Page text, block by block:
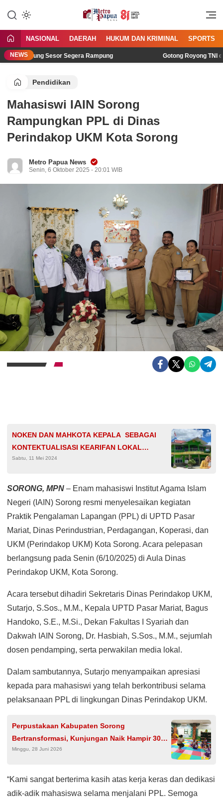
MetroPapua News
Jangan Gentar Bicara Benar
NASIONAL DAERAH HUKUM DAN KRIMINAL SPORTS
NEWS
Kampung Sesor Segera Rampung Gotong Royong TNI dan
Pendidikan
Mahasiswi IAIN Sorong
Rampungkan PPL di Dinas
Perindakop UKM Kota Sorong
Metro Papua News
Senin, 6 Oktober 2025 - 20:01 WIB
NOKEN DAN MAHKOTA KEPALA SEBAGAI
KONTEKTUALISASI KEARIFAN LOKAL
MASYARAKAT PAPUA
Sabtu, 11 Mei 2024
SORONG, MPN – Enam mahasiswi Institut Agama Islam
Negeri (IAIN) Sorong resmi menyelesaikan kegiatan
Praktik Pengalaman Lapangan (PPL) di UPTD Pasar
Mariat, Dinas Perindustrian, Perdagangan, Koperasi, dan
UKM (Perindakop UKM) Kota Sorong. Acara pelepasan
berlangsung pada Senin (6/10/2025) di Aula Dinas
Perindakop UKM, Kota Sorong.
Acara tersebut dihadiri Sekretaris Dinas Perindakop UKM,
Sutarjo, S.Sos., M.M., Kepala UPTD Pasar Mariat, Bagus
Handoko, S.E., M.Si., Dekan Fakultas I Syariah dan
Dakwah IAIN Sorong, Dr. Hasbiah, S.Sos., M.M., sejumlah
dosen pendamping, serta perwakilan media lokal.
Dalam sambutannya, Sutarjo menyampaikan apresiasi
kepada para mahasiswi yang telah berkontribusi selama
pelaksanaan PPL di lingkungan Dinas Perindakop UKM.
Perpustakaan Kabupaten Sorong
Bertransformasi, Kunjungan Naik Hampir 30
Persen, Literasi Terus Diperkuat
Minggu, 28 Juni 2026
“Kami sangat berterima kasih atas kerja keras dan dedikasi
adik-adik mahasiswa selama menjalani PPL. Semoga